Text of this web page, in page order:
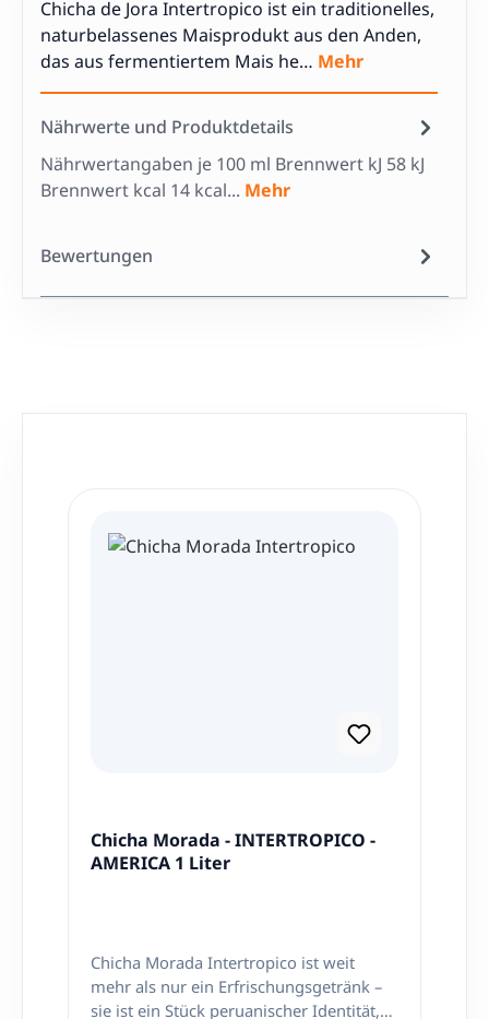
Chicha de Jora Intertropico ist ein traditionelles,
naturbelassenes Maisprodukt aus den Anden,
das aus fermentiertem Mais he… Mehr
Nährwerte und Produktdetails
Nährwertangaben je 100 ml Brennwert kJ 58 kJ
Brennwert kcal 14 kcal... Mehr
Bewertungen
Chicha Morada - INTERTROPICO -
AMERICA 1 Liter
Chicha Morada Intertropico ist weit
mehr als nur ein Erfrischungsgetränk –
sie ist ein Stück peruanischer Identität,